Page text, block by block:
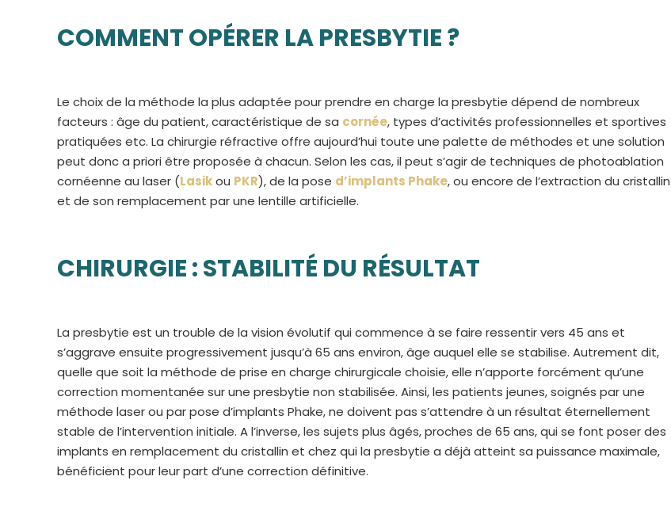
COMMENT OPÉRER LA PRESBYTIE ?
Le choix de la méthode la plus adaptée pour prendre en charge la presbytie dépend de nombreux
facteurs : âge du patient, caractéristique de sa cornée, types d’activités professionnelles et sportives
pratiquées etc. La chirurgie réfractive offre aujourd’hui toute une palette de méthodes et une solution
peut donc a priori être proposée à chacun. Selon les cas, il peut s’agir de techniques de photoablation
cornéenne au laser (Lasikou PKR), de la pose d’implants Phake, ou encore de l’extraction du cristallin
et de son remplacement par une lentille artificielle.
CHIRURGIE : STABILITÉ DU RÉSULTAT
La presbytie est un trouble de la vision évolutif qui commence à se faire ressentir vers 45 ans et
s’aggrave ensuite progressivement jusqu’à 65 ans environ, âge auquel elle se stabilise. Autrement dit,
quelle que soit la méthode de prise en charge chirurgicale choisie, elle n’apporte forcément qu’une
correction momentanée sur une presbytie non stabilisée. Ainsi, les patients jeunes, soignés par une
méthode laser ou par pose d’implants Phake, ne doivent pas s’attendre à un résultat éternellement
stable de l’intervention initiale. A l’inverse, les sujets plus âgés, proches de 65 ans, qui se font poser des
implants en remplacement du cristallin et chez qui la presbytie a déjà atteint sa puissance maximale,
bénéficient pour leur part d’une correction définitive.